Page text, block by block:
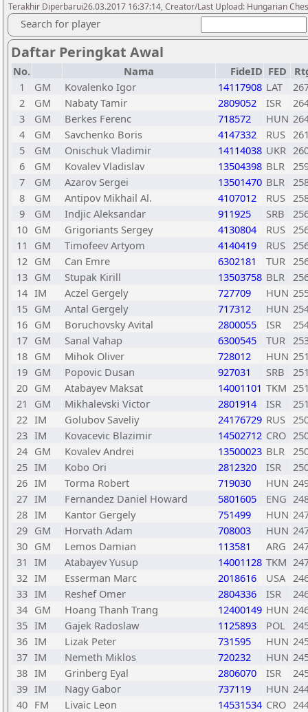
Terakhir Diperbarui26.03.2017 16:37:14, Creator/Last Upload: Hungarian
Search for player
Daftar Peringkat Awal
No. Nama FideID FED
1
GM Kovalenko Igor 14117908 LAT
2
GM Nabaty Tamir 2809052 ISR
3
GM Berkes Ferenc 718572 HUN
4
GM Savchenko Boris 4147332 RUS
5
GM Onischuk Vladimir 14114038 UKR
6
GM Kovalev Vladislav 13504398 BLR
7
GM Azarov Sergei 13501470 BLR
8
GM Antipov Mikhail Al. 4107012 RUS
9
GM Indjic Aleksandar 911925 SRB
10 GM Grigoriants Sergey 4130804 RUS
11
GM Timofeev Artyom 4140419 RUS
12 GM Can Emre 6302181 TUR
13 GM Stupak Kirill 13503758 BLR
14 IM Aczel Gergely 727709 HUN
15 GM Antal Gergely 717312 HUN
16 GM Boruchovsky Avital 2800055 ISR
17 GM Sanal Vahap 6300545 TUR
18 GM Mihok Oliver 728012 HUN
19 GM Popovic Dusan 927031 SRB
20 GM Atabayev Maksat 14001101 TKM
21
GM Mikhalevski Victor 2801914 ISR
22 IM Golubov Saveliy 24176729 RUS
23 IM Kovacevic Blazimir 14502712 CRO
24 GM Kovalev Andrei 13500023 BLR
25 IM Kobo Ori 2812320 ISR
26 IM Torma Robert 719030 HUN
27 IM Fernandez Daniel Howard 5801605 ENG
28 IM Kantor Gergely 751499 HUN
29 GM Horvath Adam 708003 HUN
30 GM Lemos Damian 113581 ARG
31 IM Atabayev Yusup 14001128 TKM
32 IM Esserman Marc 2018616 USA
33 IM Reshef Omer 2804336 ISR
34 GM Hoang Thanh Trang 12400149 HUN
35 IM Gajek Radoslaw 1125893 POL
36 IM Lizak Peter 731595 HUN
37 IM Nemeth Miklos 720232 HUN
38 IM Grinberg Eyal 2806070 ISR
39 IM Nagy Gabor 737119 HUN
40 FM Livaic Leon 14531534 CRO